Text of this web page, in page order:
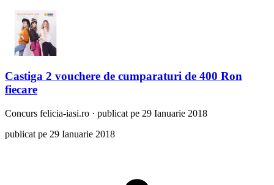
Castiga 2 vouchere de cumparaturi de 400 Ron
fiecare
Concurs felicia-iasi.ro · publicat pe 29 Ianuarie 2018
publicat pe 29 Ianuarie 2018